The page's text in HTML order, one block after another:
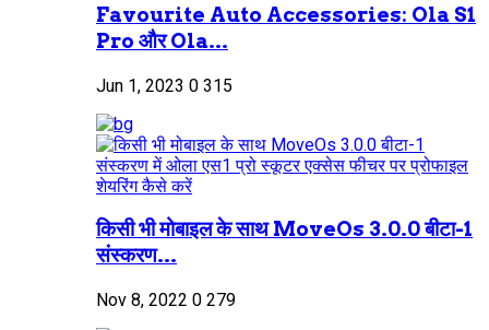
Favourite Auto Accessories: Ola S1
Pro और Ola...
Jun 1, 2023 0 315
किसी भी मोबाइल के साथ MoveOs 3.0.0 बीटा-1
संस्करण...
Nov 8, 2022 0 279